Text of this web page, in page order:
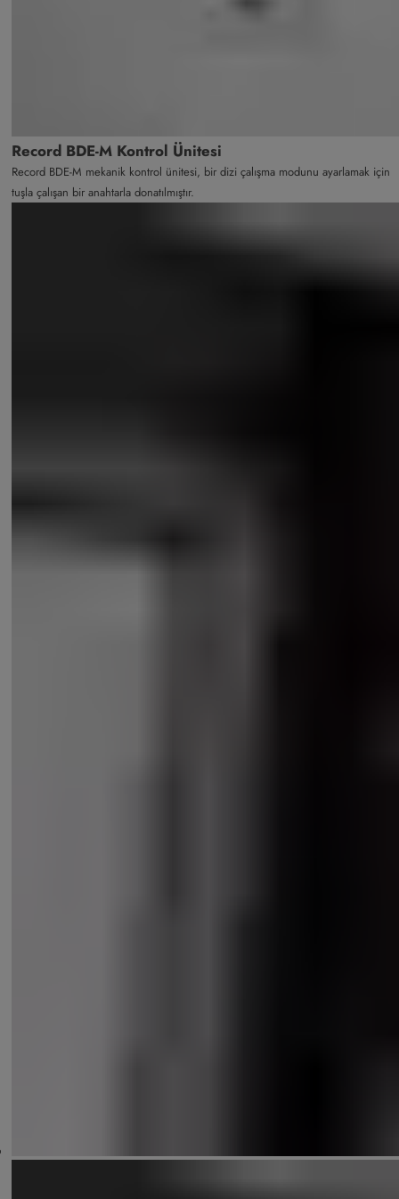
Record BDE-M Kontrol Ünitesi
Record BDE-M mekanik kontrol ünitesi, bir dizi çalışma modunu ayarlamak için
tuşla çalışan bir anahtarla donatılmıştır.